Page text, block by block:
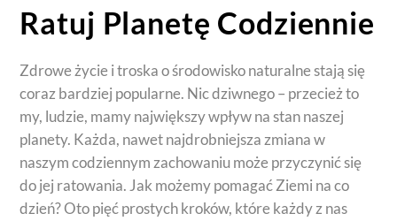
Ratuj Planetę Codziennie
Zdrowe życie i troska o środowisko naturalne stają się
coraz bardziej popularne. Nic dziwnego – przecież to
my, ludzie, mamy największy wpływ na stan naszej
planety. Każda, nawet najdrobniejsza zmiana w
naszym codziennym zachowaniu może przyczynić się
do jej ratowania. Jak możemy pomagać Ziemi na co
dzień? Oto pięć prostych kroków, które każdy z nas